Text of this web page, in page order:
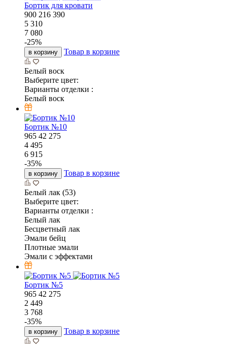
Бортик для кровати
900 216 390
5 310
7 080
-25%
в корзину Товар в корзине
Белый воск
Выберите цвет:
Варианты отделки :
Белый воск
Бортик №10
965 42 275
4 495
6 915
-35%
в корзину Товар в корзине
Белый лак (53)
Выберите цвет:
Варианты отделки :
Белый лак
Бесцветный лак
Эмали бейц
Плотные эмали
Эмали с эффектами
Бортик №5
965 42 275
2 449
3 768
-35%
в корзину Товар в корзине